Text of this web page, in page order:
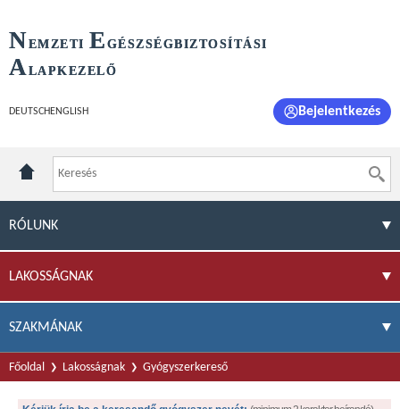
NEMZETI E GÉSZSÉGBIZTOSÍTÁSI
ALAPKEZELŐ
DEUTSCH ENGLISH Bejelentkezés
RÓLUNK
LAKOSSÁGNAK
SZAKMÁNAK
Főoldal Lakosságnak Gyógyszerkereső